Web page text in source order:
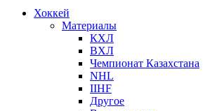
Хоккей
Материалы
КХЛ
ВХЛ
Чемпионат Казахстана
NHL
IIHF
Другое